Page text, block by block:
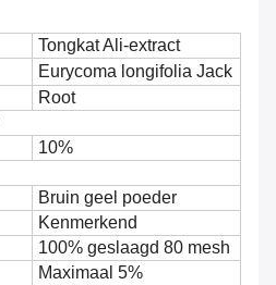
Tongkat Ali-extract
Eurycoma longifolia Jack
Root
10%
Bruin geel poeder
Kenmerkend
100% geslaagd 80 mesh
Maximaal 5%